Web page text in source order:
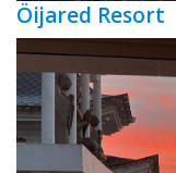
Öijared Resort